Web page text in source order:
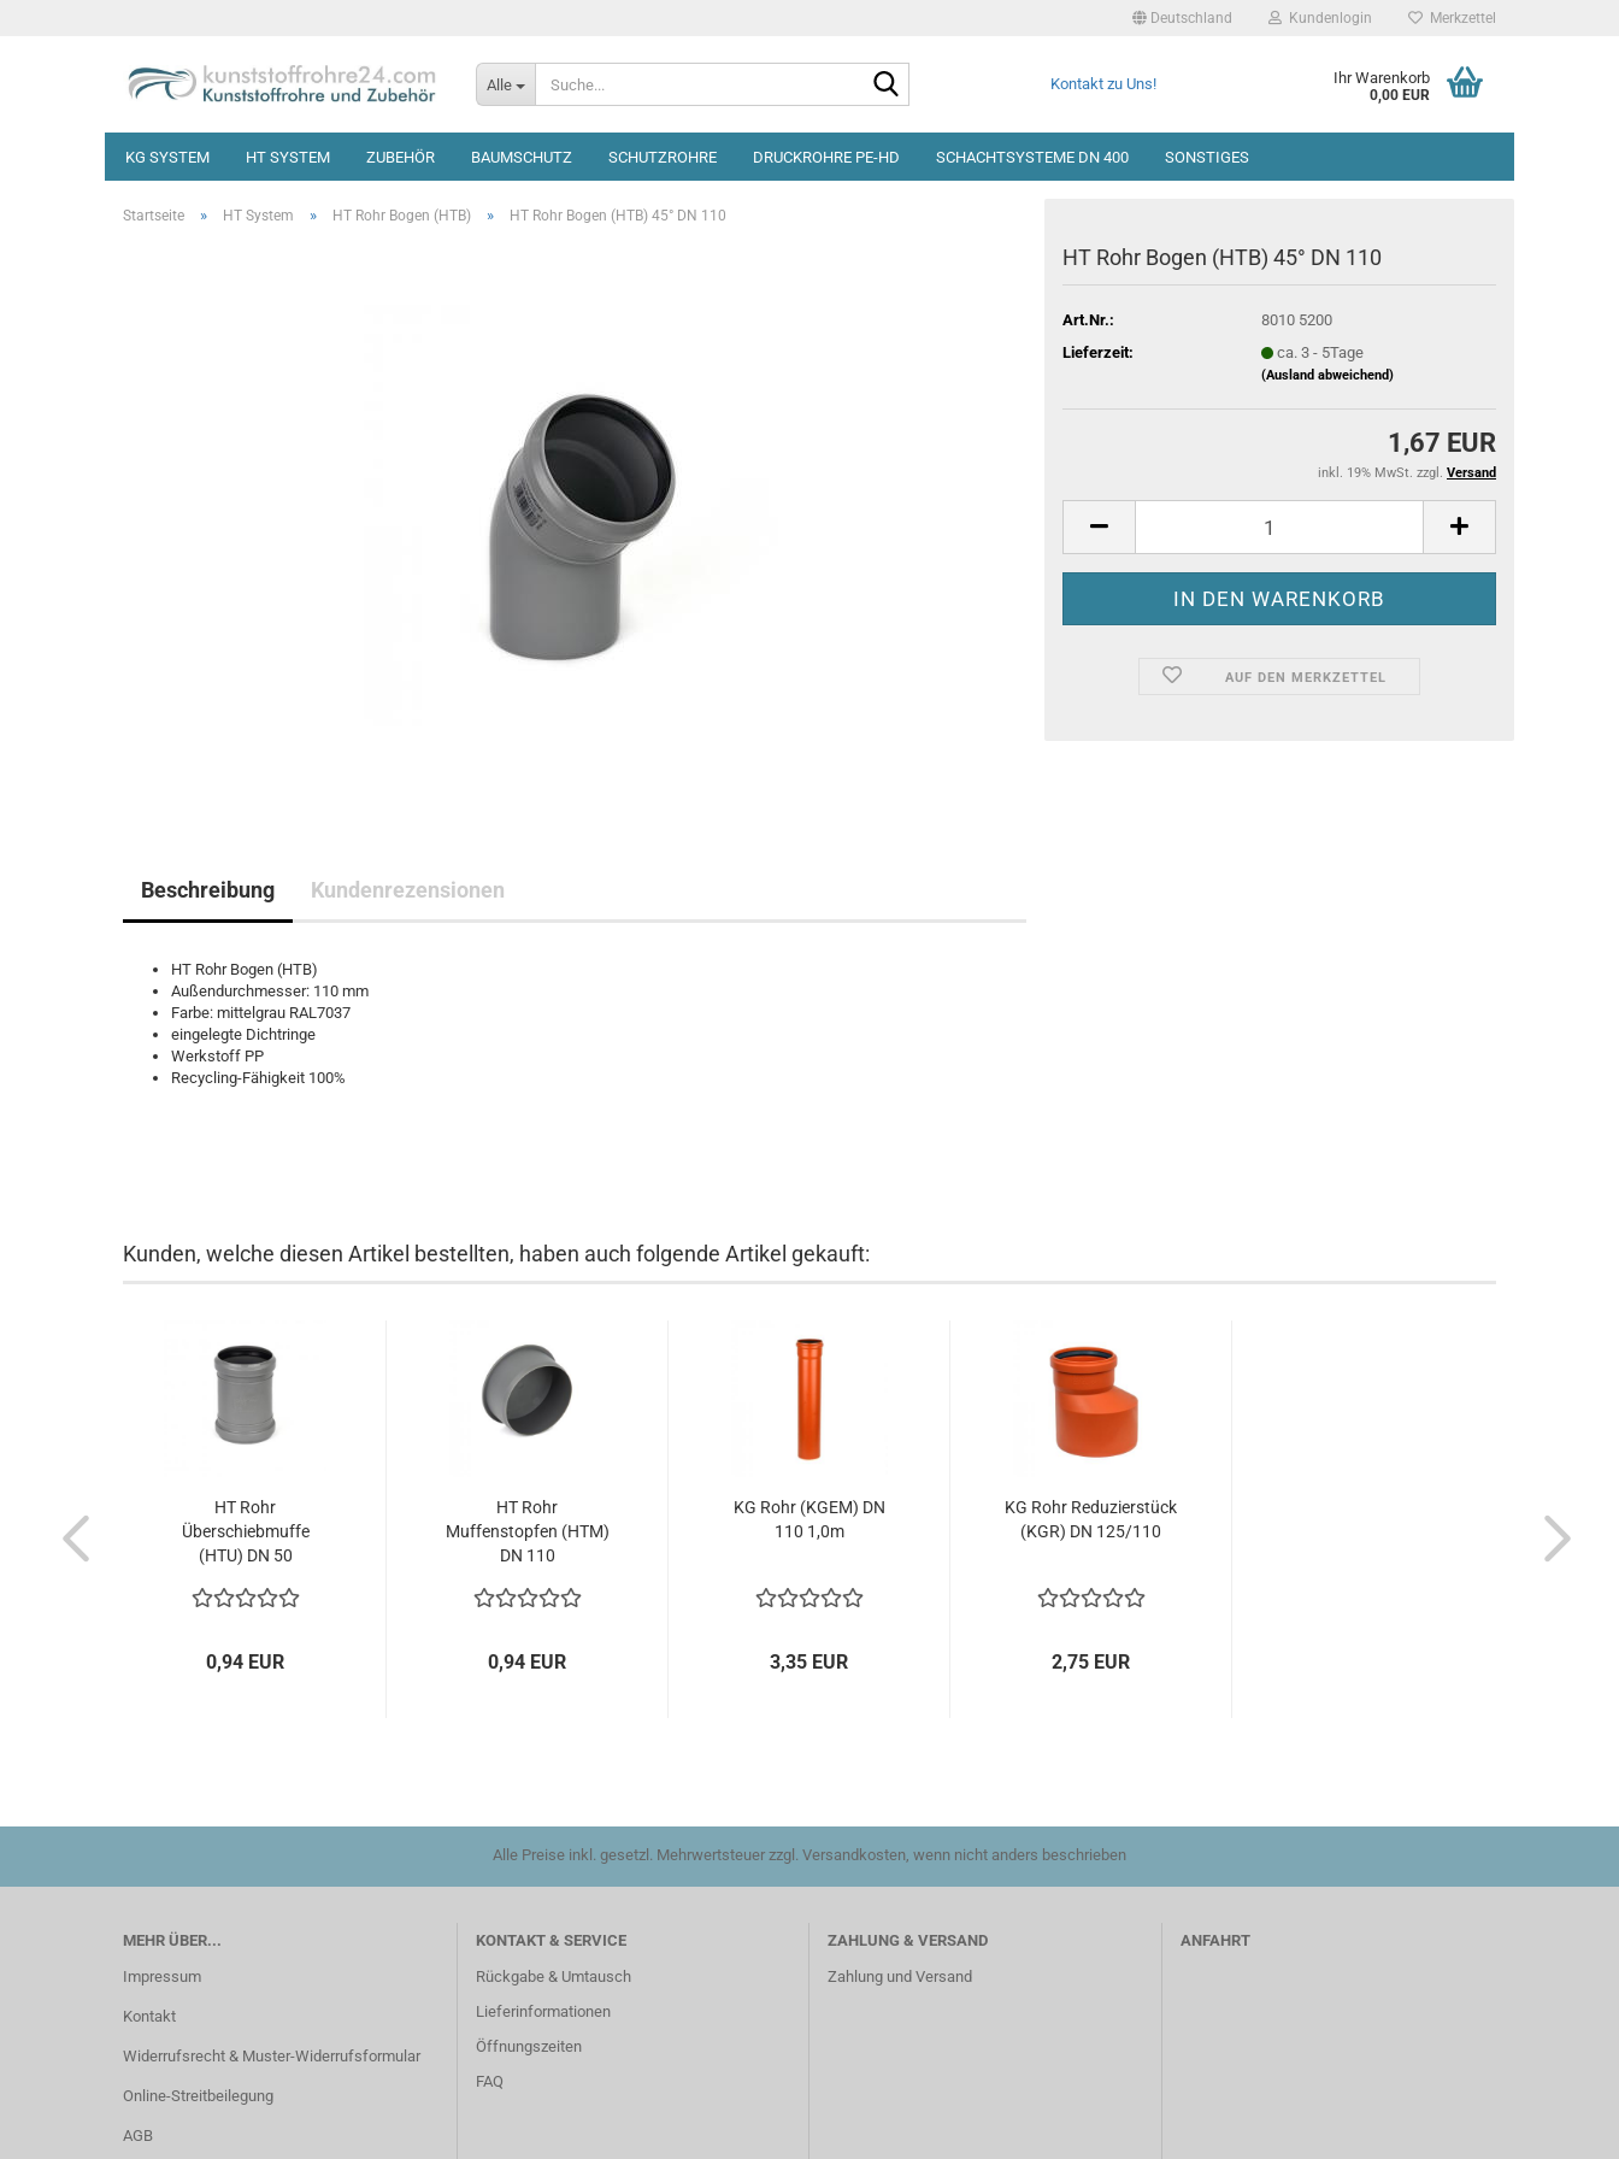
Deutschland Kundenlogin Merkzettel
Alle Kontakt zu Uns! Ihr Warenkorb
0,00 EUR
KG SYSTEM HT SYSTEM ZUBEHÖR BAUMSCHUTZ SCHUTZROHRE DRUCKROHRE PE-HD SCHACHTSYSTEME DN 400 SONSTIGES
Startseite » HT System » HT Rohr Bogen (HTB) » HT Rohr Bogen (HTB) 45° DN 110
HT Rohr Bogen (HTB) 45° DN 110
Art.Nr.:
8010 5200
Lieferzeit:
ca. 3 - 5Tage
(Ausland abweichend)
1,67 EUR
inkl. 19% MwSt. zzgl. Versand
AUF DEN MERKZETTEL
Beschreibung Kundenrezensionen
HT Rohr Bogen (HTB)
Außendurchmesser: 110 mm
Farbe: mittelgrau RAL7037
eingelegte Dichtringe
Werkstoff PP
Recycling-Fähigkeit 100%
Kunden, welche diesen Artikel bestellten, haben auch folgende Artikel gekauft:
HT Rohr
Überschiebmuffe
(HTU) DN 50
0,94 EUR
HT Rohr
Muffenstopfen (HTM)
DN 110
0,94 EUR
KG Rohr (KGEM) DN
110 1,0m
3,35 EUR
KG Rohr Reduzierstück
(KGR) DN 125/110
2,75 EUR
Alle Preise inkl. gesetzl. Mehrwertsteuer zzgl. Versandkosten, wenn nicht anders beschrieben
MEHR ÜBER...
Impressum
Kontakt
Widerrufsrecht & Muster-Widerrufsformular
Online-Streitbeilegung
AGB
KONTAKT & SERVICE
Rückgabe & Umtausch
Lieferinformationen
Öffnungszeiten
FAQ
ZAHLUNG & VERSAND
Zahlung und Versand
ANFAHRT